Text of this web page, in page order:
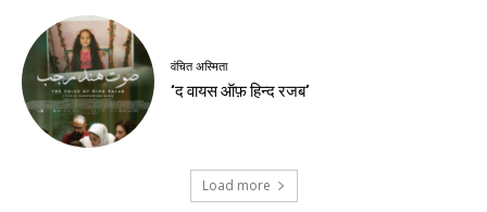
वंचित अस्मिता
‘द वायस ऑफ़ हिन्द रजब’
Load more